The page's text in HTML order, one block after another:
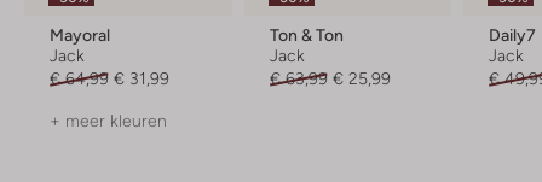
Mayoral
Jack
€ 64,99 € 31,99
+ meer kleuren
Ton & Ton
Jack
€ 63,99 € 25,99
Daily7
Jack
€